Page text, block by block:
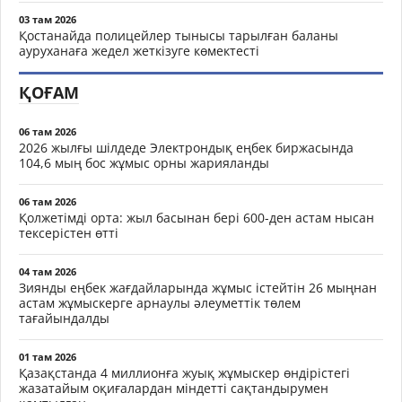
03 там 2026
Қостанайда полицейлер тынысы тарылған баланы
ауруханаға жедел жеткізуге көмектесті
ҚОҒАМ
06 там 2026
2026 жылғы шілдеде Электрондық еңбек биржасында
104,6 мың бос жұмыс орны жарияланды
06 там 2026
Қолжетімді орта: жыл басынан бері 600-ден астам нысан
тексерістен өтті
04 там 2026
Зиянды еңбек жағдайларында жұмыс істейтін 26 мыңнан
астам жұмыскерге арнаулы әлеуметтік төлем
тағайындалды
01 там 2026
Қазақстанда 4 миллионға жуық жұмыскер өндірістегі
жазатайым оқиғалардан міндетті сақтандырумен